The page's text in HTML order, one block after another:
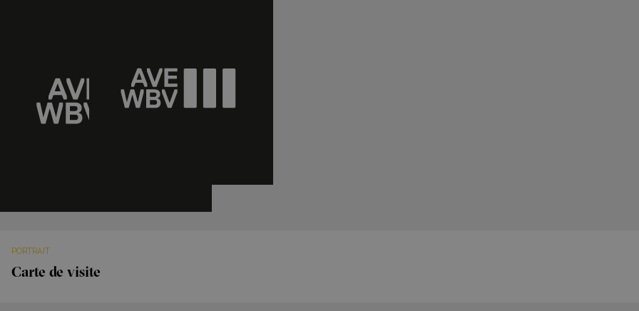
PORTRAIT
Carte de visite